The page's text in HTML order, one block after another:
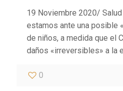
19 Noviembre 2020/
estamos ante una posible
de niños, a medida que el
daños «irreversibles» a la
0